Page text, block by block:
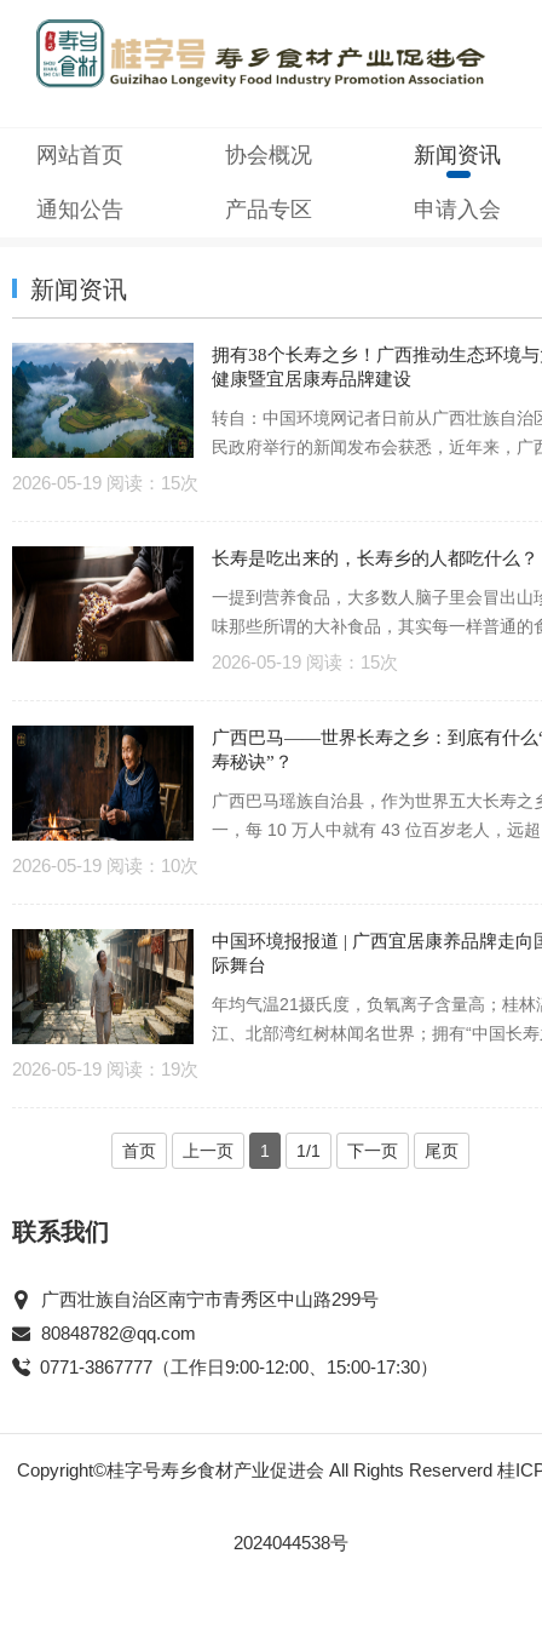
网站首页 协会概况 新闻资讯
通知公告 产品专区 申请入会
新闻资讯
拥有38个长寿之乡！广西推动生态环境
健康暨宜居康寿品牌建设
转自：中国环境网记者日前从广西壮族自治
民政府举行的新闻发布会获悉，近年来，广
2026-05-19 阅读：15次
长寿是吃出来的，长寿乡的人都吃什么？
一提到营养食品，大多数人脑子里会冒出山
味那些所谓的大补食品，其实每一样普通的
都是营养品。那么，大家同样是一日三餐，
2026-05-19 阅读：15次
广西巴马——世界长寿之乡：到底有什么
寿秘诀”？
广西巴马瑶族自治县，作为世界五大长寿之
一，每 10 万人中就有 43 位百岁老人，远
2026-05-19 阅读：10次
中国环境报报道 | 广西宜居康养品牌走向
际舞台
年均气温21摄氏度，负氧离子含量高；桂林
江、北部湾红树林闻名世界；拥有“中国长
2026-05-19 阅读：19次
首页 上一页 1 1/1 下一页 尾页
联系我们
广西壮族自治区南宁市青秀区中山路299号
80848782@qq.com
0771-3867777（工作日9:00-12:00、15:00-17:30）
Copyright©桂字号寿乡食材产业促进会 All Rights Reserverd 桂
2024044538号